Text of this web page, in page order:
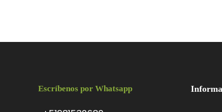
Escríbenos por Whatsapp